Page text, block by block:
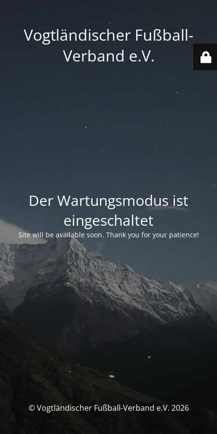
Vogtländischer Fußball-
Verband e.V.
Der Wartungsmodus ist
eingeschaltet
Site will be available soon. Thank you for your patience!
© Vogtländischer Fußball-Verband e.V. 2026